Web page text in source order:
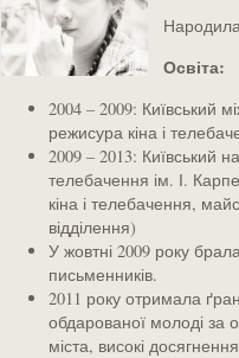
Освіта:
2004 – 2009: Київський
режисура кіна і
2009 – 2013: Київський
телебачення ім. І.
кіна і телебачення,
відділення)
У жовтні 2009 року
письменників.
2011 року отримала
обдарованої молоді за
міста, високі